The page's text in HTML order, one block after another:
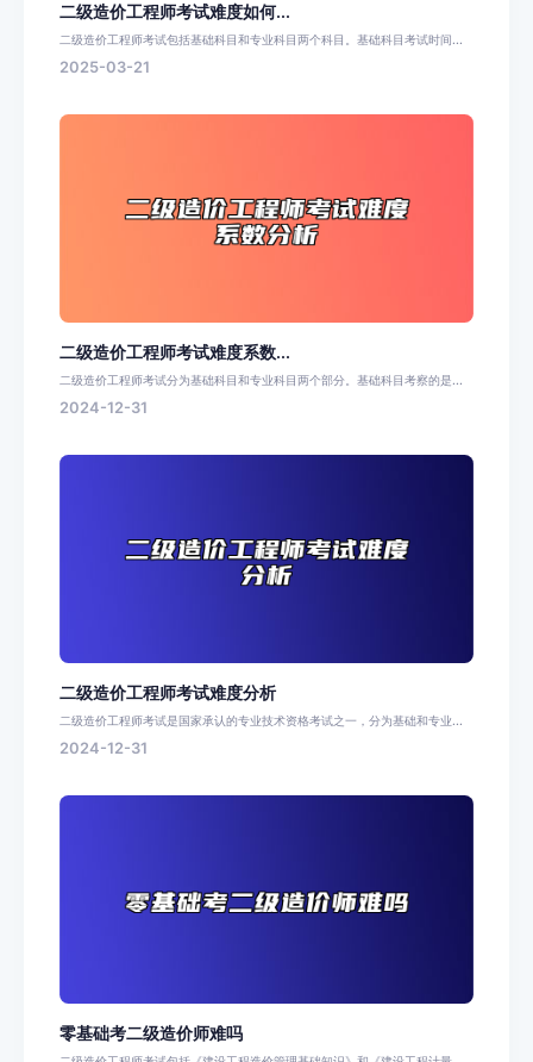
二级造价工程师考试难度如何...
二级造价工程师考试包括基础科目和专业科目两个科目。基础科目考试时间...
2025-03-21
二级造价工程师考试难度系数...
二级造价工程师考试分为基础科目和专业科目两个部分。基础科目考察的是...
2024-12-31
二级造价工程师考试难度分析
二级造价工程师考试是国家承认的专业技术资格考试之一，分为基础和专业...
2024-12-31
零基础考二级造价师难吗